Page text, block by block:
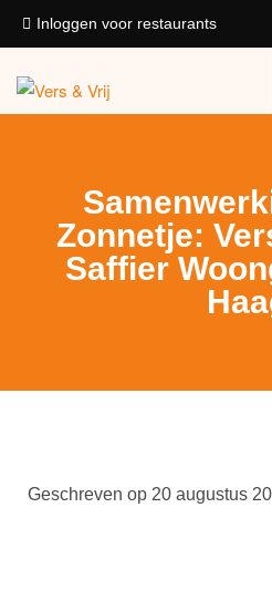
Inloggen voor restaurants
Zonnetje:
Saffier
Geschreven op 20 augustus